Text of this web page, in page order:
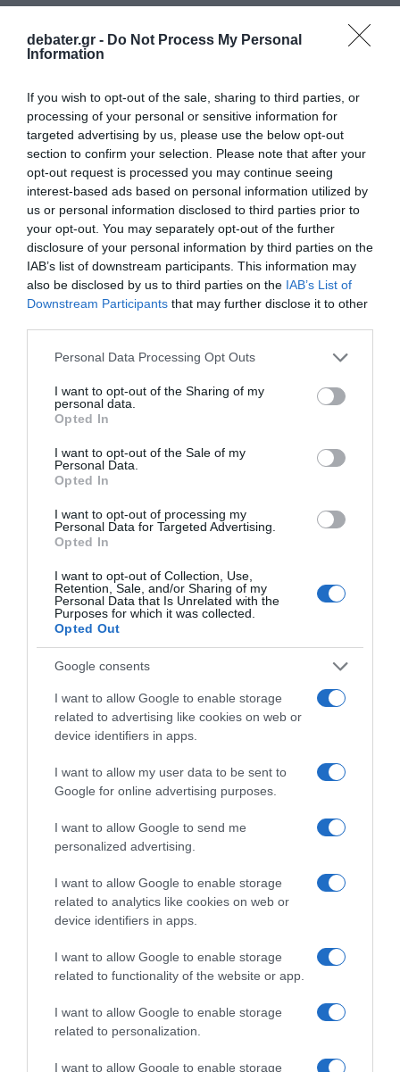
debater.gr - Do Not Process My Personal
Information
If you wish to opt-out of the sale, sharing to third parties, or
processing of your personal or sensitive information for
targeted advertising by us, please use the below opt-out
section to confirm your selection. Please note that after your
opt-out request is processed you may continue seeing
interest-based ads based on personal information utilized by
us or personal information disclosed to third parties prior to
your opt-out. You may separately opt-out of the further
disclosure of your personal information by third parties on the
IAB’s list of downstream participants. This information may
also be disclosed by us to third parties on the IAB’s List of
Downstream Participants that may further disclose it to other
Please note that this website/app uses one or more Google
not limited to your visit or usage behaviour. You may click to
grant or deny consent to Google and its third-party tags to
use your data for below specified purposes in below Google
consent section.
Personal Data Processing Opt Outs
I want to opt-out of the Sharing of my
personal data.
Opted In
I want to opt-out of the Sale of my
Personal Data.
Opted In
I want to opt-out of processing my
Personal Data for Targeted Advertising.
Opted In
I want to opt-out of Collection, Use,
Retention, Sale, and/or Sharing of my
Personal Data that Is Unrelated with the
Purposes for which it was collected.
Opted Out
Google consents
I want to allow Google to enable storage
related to advertising like cookies on web or
device identifiers in apps.
I want to allow my user data to be sent to
Google for online advertising purposes.
I want to allow Google to send me
personalized advertising.
I want to allow Google to enable storage
related to analytics like cookies on web or
device identifiers in apps.
I want to allow Google to enable storage
related to functionality of the website or app.
I want to allow Google to enable storage
related to personalization.
I want to allow Google to enable storage
ΟΙΚΟΝΟΜΙΑ
Στα 15 δισ. ευρώ ο στόχος για νέα
δάνεια το 2026
Οι τράπεζες, όπως δείχνει το πρώτο εξάμηνο του 2026,
ανεβάζουν στροφές
ΟΙΚΟΝΟΜΙΑ